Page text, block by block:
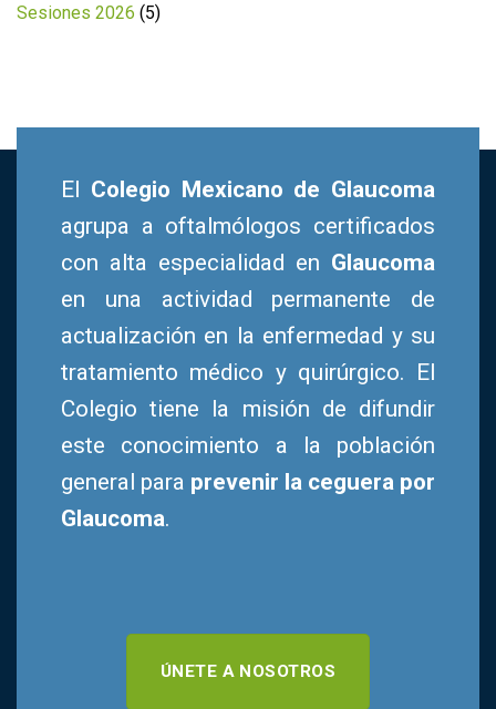
Sesiones 2026 (5)
El Colegio Mexicano de Glaucoma
agrupa a oftalmólogos certificados
con alta especialidad en Glaucoma
en una actividad permanente de
actualización en la enfermedad y su
tratamiento médico y quirúrgico. El
Colegio tiene la misión de difundir
este conocimiento a la población
general para prevenir la ceguera por
Glaucoma.
ÚNETE A NOSOTROS